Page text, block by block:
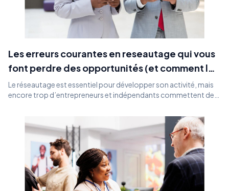
Les erreurs courantes en reseautage qui vous
font perdre des opportunités (et comment les
Eviter)
Le réseautage est essentiel pour développer son activité, mais
encore trop d’entrepreneurs et indépendants commettent des
fréquents et comment Rhemio vous aide à les éviter.